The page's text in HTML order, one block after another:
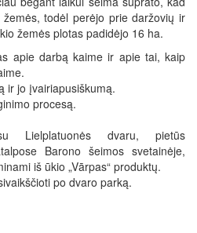
todėl perėjo prie daržovių ir
žemės plotas padidėjo 16 ha.
apie darbą kaime ir apie tai, kaip
ir jo įvairiapusiškumą.
procesą.
Lielplatuonės dvaru, pietūs
Barono šeimos svetainėje,
iš ūkio „Vārpas“ produktų.
po dvaro parką.